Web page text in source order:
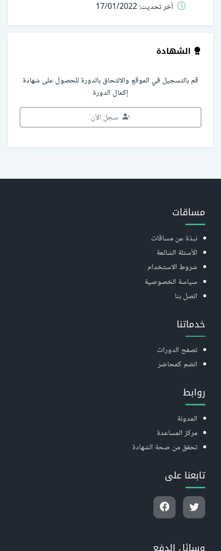
آخر تحديث:17/01/2022
الشهادة
قم بالتسجيل في الموقع والالتحاق بالدورة للحصول على شهادة
إكمال الدورة
سجل الآن
مساقات
نبذة عن مساقات
الأسئلة الشائعة
شروط الاستخدام
سياسة الخصوصية
اتصل بنا
خدماتنا
تصفح الدورات
انضم كمحاضر
روابط
المدونة
مركز المساعدة
تحقق من صحة الشهادة
تابعنا على